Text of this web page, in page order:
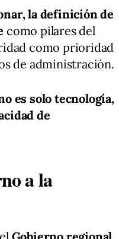
la definición de
como pilares del
como prioridad
de administración.
es solo tecnología,
de
a la